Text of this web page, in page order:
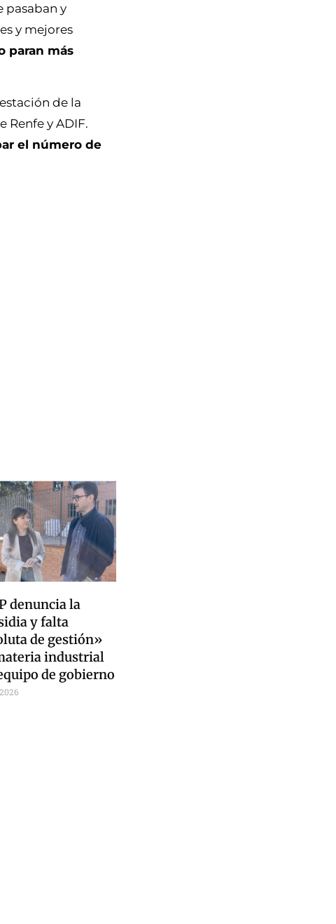
pasaban y
y mejores
paran más
de la
Renfe y ADIF.
el número de
denuncia la
y falta
de gestión»
industrial
de gobierno